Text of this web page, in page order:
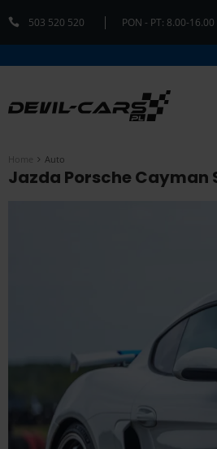
503 520 520 PON - PT: 8.00-16.00
Home Auto
Jazda Porsche Cayman